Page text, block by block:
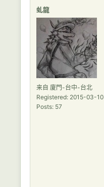
虬龍
来自 廈門-台中-台北
Registered: 2015-03-10
Posts: 57